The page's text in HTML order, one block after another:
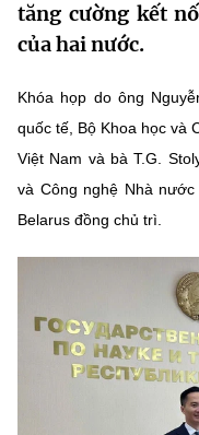
Bưu chính, Viễn
Tiêu chuẩn, đo
Năng lượng
Văn bản chỉ đạo
THỐNG KÊ
Đổi mới sáng tạo
Bưu chính, Viễn
Tiêu chuẩn, đo
Năng lượng nguyên
Khác
Infographic
Voice
Nhiệm vụ trọng tâm
tăng cường kết
của hai nước.
Khóa họp do ông
quốc tế, Bộ Khoa học và
Việt Nam và bà T.G.
và Công nghệ Nhà
Belarus đồng chủ trì.